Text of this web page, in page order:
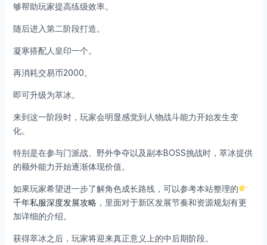
够帮助玩家提高练级效率。
随后进入第二阶段打造。
凝寒搭配人皇印一个。
再消耗交易币2000。
即可升级为萃冰。
来到这一阶段时，玩家会明显感觉到人物战斗能力开始发生变
化。
特别是在参与门派战、野外争夺以及副本BOSS挑战时，萃冰提供
的额外能力开始逐渐体现价值。
如果玩家希望进一步了解角色成长路线，可以参考本站整理的
千年私服深度发展攻略，里面对于新区发展节奏和资源规划有更
加详细的介绍。
获得萃冰之后，玩家将迎来真正意义上的中后期阶段。